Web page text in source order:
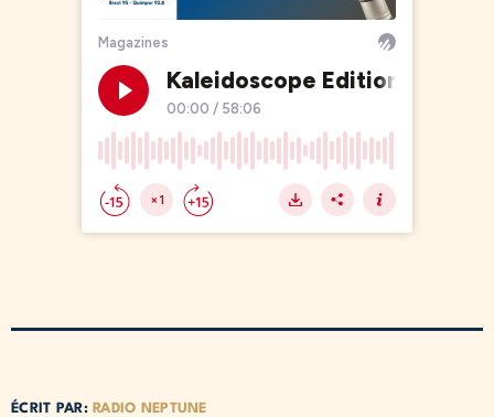
ÉCRIT PAR: RADIO NEPTUNE